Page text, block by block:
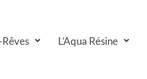
L’Aqua Résine